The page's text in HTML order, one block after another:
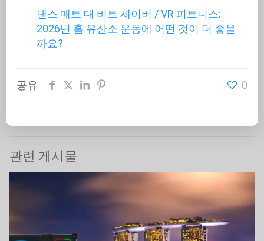
댄스 매트 대 비트 세이버 / VR 피트니스:
2026년 홈 유산소 운동에 어떤 것이 더 좋을
까요?
공유 0
관련 게시물